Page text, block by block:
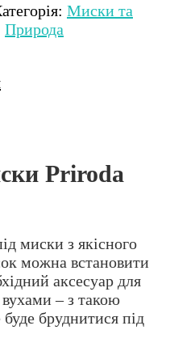
Миски та
Природа
Priroda
миски з якісного
можна встановити
аксесуар для
– з такою
бруднитися під